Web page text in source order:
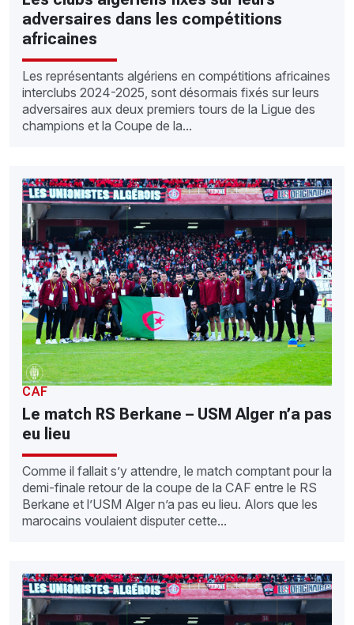
adversaires dans les compétitions
africaines
Les représentants algériens en compétitions africaines
interclubs 2024-2025, sont désormais fixés sur leurs
adversaires aux deux premiers tours de la Ligue des
champions et la Coupe de la...
CAF
Le match RS Berkane – USM Alger n’a pas
eu lieu
Comme il fallait s’y attendre, le match comptant pour la
demi-finale retour de la coupe de la CAF entre le RS
Berkane et l’USM Alger n’a pas eu lieu. Alors que les
marocains voulaient disputer cette...